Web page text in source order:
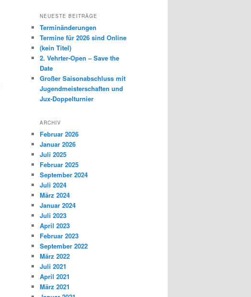
h
n
NEUESTE BEITRÄGE
Terminänderungen
Termine für 2026 sind Online
(kein Titel)
2. Vehrter-Open – Save the
Date
Großer Saisonabschluss mit
Jugendmeisterschaften und
Jux-Doppelturnier
ARCHIV
Februar 2026
Januar 2026
Juli 2025
Februar 2025
September 2024
Juli 2024
März 2024
Januar 2024
Juli 2023
April 2023
Februar 2023
September 2022
März 2022
Juli 2021
April 2021
März 2021